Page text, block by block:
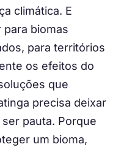
climática. E
para biomas
para territórios
os efeitos do
que
precisa deixar
pauta. Porque
um bioma,